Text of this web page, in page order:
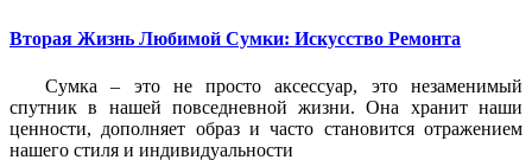
Вторая Жизнь Любимой Сумки: Искусство Ремонта
Сумка – это не просто аксессуар, это незаменимый
спутник в нашей повседневной жизни. Она хранит наши
ценности, дополняет образ и часто становится отражением
нашего стиля и индивидуальности